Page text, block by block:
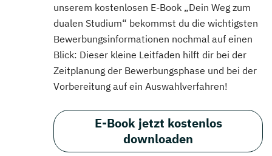
unserem kostenlosen E-Book „Dein Weg zum
dualen Studium“ bekommst du die wichtigsten
Bewerbungsinformationen nochmal auf einen
Blick: Dieser kleine Leitfaden hilft dir bei der
Zeitplanung der Bewerbungsphase und bei der
Vorbereitung auf ein Auswahlverfahren!
E-Book jetzt kostenlos
downloaden